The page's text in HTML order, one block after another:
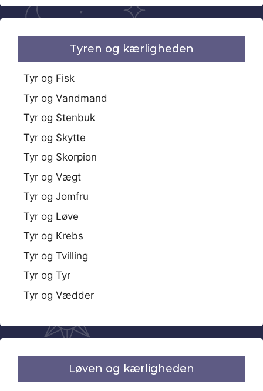
Tyren og kærligheden
Tyr og Fisk
Tyr og Vandmand
Tyr og Stenbuk
Tyr og Skytte
Tyr og Skorpion
Tyr og Vægt
Tyr og Jomfru
Tyr og Løve
Tyr og Krebs
Tyr og Tvilling
Tyr og Tyr
Tyr og Vædder
Løven og kærligheden